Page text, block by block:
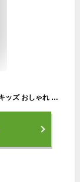
楽デニム ルーズタックパンツ 子供服 デニムパンツ キッズ おしゃれ ジーンズ 男の子 女の子 ボトムス ロングパンツ ジーパン バルーンパンツ